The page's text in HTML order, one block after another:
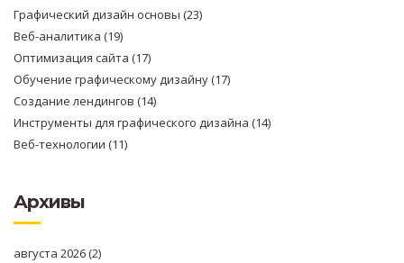
Графический дизайн основы (23)
Веб-аналитика (19)
Оптимизация сайта (17)
Обучение графическому дизайну(17)
Создание лендингов (14)
Инструменты для графического дизайна (14)
Веб-технологии (11)
Архивы
августа 2026(2)